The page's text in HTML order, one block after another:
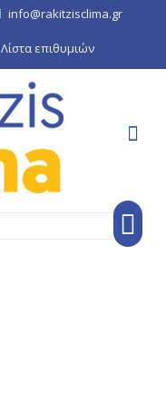
info@rakitzisclima.gr
Λίστα επιθυμιών